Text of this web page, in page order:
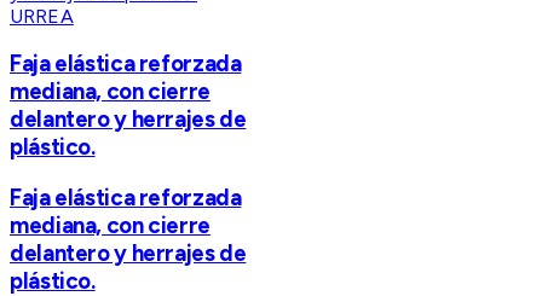
URREA
Faja elástica reforzada
mediana, con cierre
delantero y herrajes de
plástico.
Faja elástica reforzada
mediana, con cierre
delantero y herrajes de
plástico.